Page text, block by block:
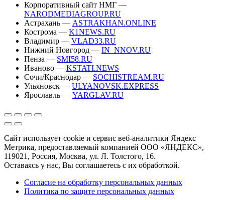
Корпоративный сайт НМГ —
NARODMEDIAGROUP.RU
Астрахань — ASTRAKHAN.ONLINE
Кострома — K1NEWS.RU
Владимир — VLAD33.RU
Нижний Новгород — IN_NNOV.RU
Пенза — SMI58.RU
Иваново — KSTATI.NEWS
Сочи/Краснодар — SOCHISTREAM.RU
Ульяновск — ULYANOVSK.EXPRESS
Ярославль — YARGLAV.RU
Сайт использует cookie и сервис веб-аналитики Яндекс
Метрика, предоставляемый компанией ООО «ЯНДЕКС»,
119021, Россия, Москва, ул. Л. Толстого, 16.
Оставаясь у нас, Вы соглашаетесь с их обработкой.
Согласие на обработку персональных данных
Политика по защите персональных данных